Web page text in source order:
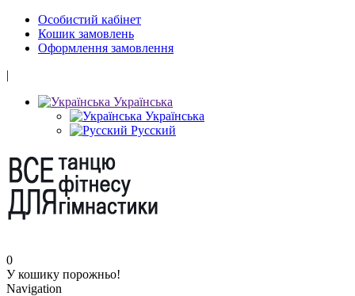
Особистий кабінет
Кошик замовлень
Оформлення замовлення
|
Українська
Українська
Русский
0
У кошику порожньо!
Navigation